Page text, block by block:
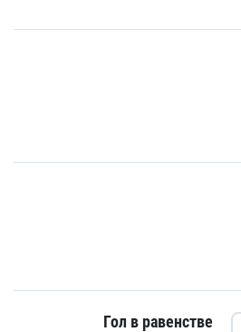
Гол в равенстве